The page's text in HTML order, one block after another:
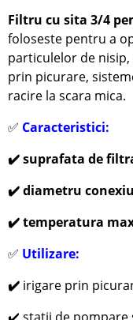
Filtru cu sita 3/4
foloseste pentru a
particulelor de
prin picurare,
racire la scara mica.
✅ Caracteristici:
✔️ suprafata de
✔️ diametru
✔️ temperatura
✅ Utilizare:
✔️ irigare prin